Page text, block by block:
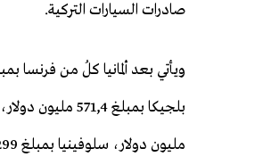
صادرات السيارات التركية.